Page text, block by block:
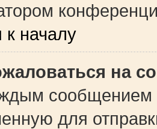
к началу
на
сообщением
для